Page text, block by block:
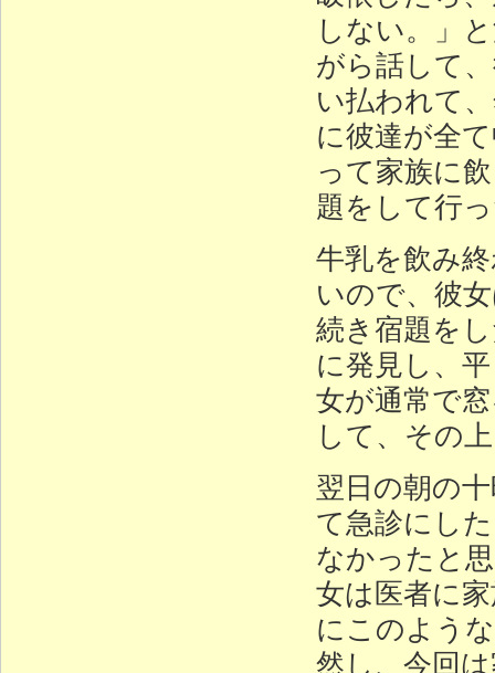
しない。」
がら話して
い払われて
に彼達が全
って家族に
題をして行
牛乳を飲み
いので、彼
続き宿題を
に発見し、
女が通常で
して、その
翌日の朝の
て急診にし
なかったと
女は医者に
にこのよう
然し、今回